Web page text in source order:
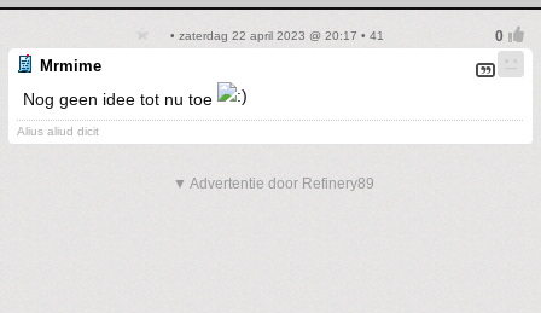
• zaterdag 22 april 2023 @ 20:17 • 41
Mrmime
Nog geen idee tot nu toe
Alius aliud dicit
▼ Advertentie door Refinery89